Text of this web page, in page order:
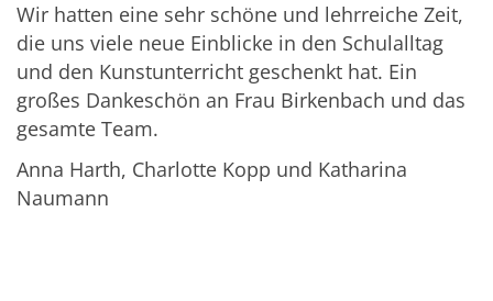
Wir hatten eine sehr schöne und lehrreiche Zeit,
die uns viele neue Einblicke in den Schulalltag
und den Kunstunterricht geschenkt hat. Ein
großes Dankeschön an Frau Birkenbach und das
gesamte Team.
Anna Harth, Charlotte Kopp und Katharina
Naumann